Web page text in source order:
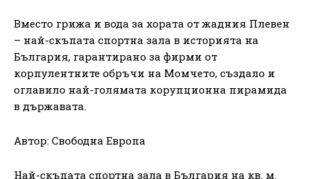
Вместо грижа и вода за хората от жадния Плевен
– най-скъпата спортна зала в историята на
България, гарантирано за фирми от
корпулентните обръчи на Момчето, създало и
оглавило най-голямата корупционна пирамида
в държавата.
Автор: Свободна Европа
Най-скъпата спортна зала в България на кв. м.